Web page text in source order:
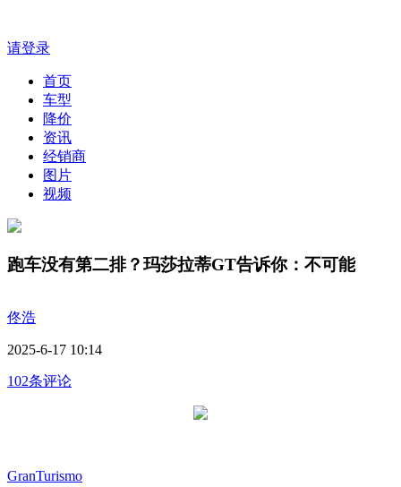
请登录
首页
车型
降价
资讯
经销商
图片
视频
跑车没有第二排？玛莎拉蒂GT告诉你：不可能
佟浩
2025-6-17 10:14
102条评论
GranTurismo